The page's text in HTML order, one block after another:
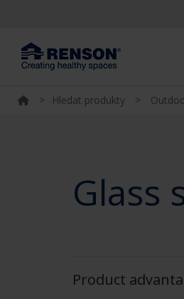
> Hledat produkty >
Glass
Product